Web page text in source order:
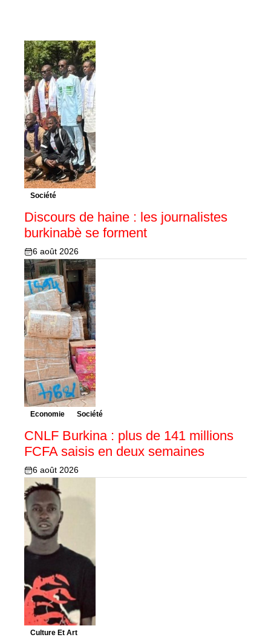
Société
Discours de haine : les journalistes
burkinabè se forment
6 août 2026
Economie Société
CNLF Burkina : plus de 141 millions
FCFA saisis en deux semaines
6 août 2026
Culture Et Art